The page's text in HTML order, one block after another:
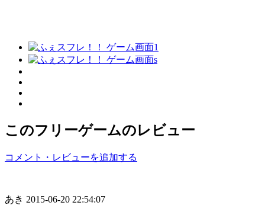
このフリーゲームのレビュー
コメント・レビューを追加する
あき 2015-06-20 22:54:07